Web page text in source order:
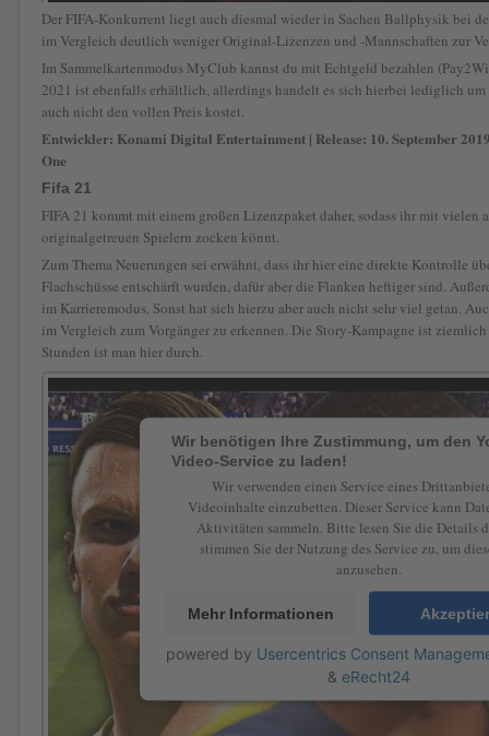
Der FIFA-Konkurrent liegt auch diesmal wieder in Sachen Ballphysik bei
im Vergleich deutlich weniger Original-Lizenzen und -Mannschaften zur
Im Sammelkartenmodus MyClub kannst du mit Echtgeld bezahlen
2021 ist ebenfalls erhältlich, allerdings handelt es sich hierbei lediglich um
auch nicht den vollen Preis kostet.
Entwickler: Konami Digital Entertainment | Release: 10. September
One
Fifa 21
FIFA 21 kommt mit einem großen Lizenzpaket daher, sodass ihr mit vielen
originalgetreuen Spielern zocken könnt.
Zum Thema Neuerungen sei erwähnt, dass ihr hier eine direkte Kontrolle
Flachschüsse entschärft wurden, dafür aber die Flanken heftiger sind.
im Karrieremodus. Sonst hat sich hierzu aber auch nicht sehr viel getan.
im Vergleich zum Vorgänger zu erkennen. Die Story-Kampagne ist
Stunden ist man hier durch.
Wir benötigen Ihre Zustimmung, um den
Video-Service zu laden!
Wir verwenden einen Service eines
Videoinhalte einzubetten. Dieser Service kann
Aktivitäten sammeln. Bitte lesen Sie die Details
stimmen Sie der Nutzung des Service zu, um
anzusehen.
Mehr Informationen
powered by Usercentrics Consent
& eRecht24